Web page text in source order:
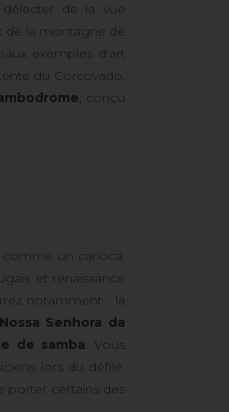
de la vue
de la montagne de
exemples d'art
du Corcovado,
, conçu
comme un carioca.
et renaissance
notamment : la
Senhora da
de samba. Vous
lors du défilé.
porter certains des